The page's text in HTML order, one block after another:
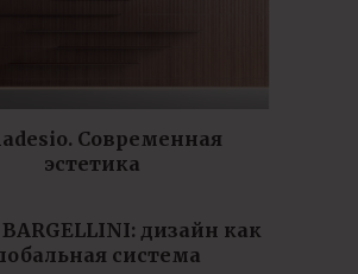
Современная
эстетика
BARGELLINI: дизайн как
система